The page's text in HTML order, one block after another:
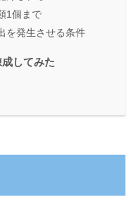
1個まで
を発生させる条件
してみた